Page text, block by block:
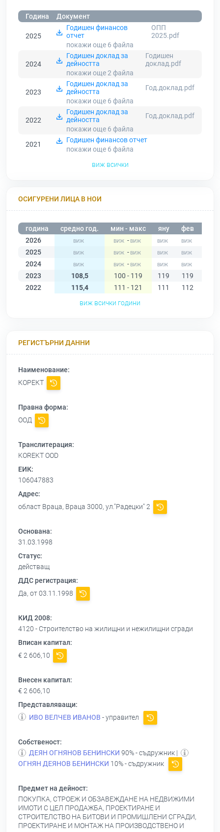
Година Документ
2025
Годишен финансов
отчет
ОПП
2025.pdf
покажи още 6 файла
2024
Годишен доклад за
дейността
Годишен
доклад.pdf
покажи още 2файла
2023
Годишен доклад за
дейността
Год.доклад.pdf
покажи още 6 файла
2022
Годишен доклад за
дейността
Год.доклад.pdf
покажи още 6 файла
2021
Годишен финансов отчет
покажи още 6 файла
виж всички
ОСИГУРЕНИ ЛИЦА В НОИ
година средно год. мин - макс яну фев
2026
-
2025
-
2024
-
2023
108,5 100 - 119 119 119
2022
115,4 111 - 121 111 112
виж всички години
РЕГИСТЪРНИ ДАННИ
Наименование:
КОРЕКТ
Правна форма:
ООД
Транслитерация:
KOREKT OOD
ЕИК:
106047883
Адрес:
област Враца, Враца 3000, ул."Радецки" 2
Основана:
31.03.1998
Статус:
действащ
ДДС регистрация:
Да, от 03.11.1998
КИД 2008:
4120 - Строителство на жилищни и нежилищни сгради
Вписан капитал:
€ 2 606,10
Внесен капитал:
€ 2 606,10
Представляващи:
ИВО ВЕЛЧЕВ ИВАНОВ - управител
Собственост:
ДЕЯН ОГНЯНОВ БЕНИНСКИ 90% - съдружник |
ОГНЯН ДЕЯНОВ БЕНИНСКИ 10% - съдружник
Предмет на дейност:
ПОКУПКА, СТРОЕЖ И ОБЗАВЕЖДАНЕ НА НЕДВИЖИМИ
ИМОТИ С ЦЕЛ ПРОДАЖБА, ПРОЕКТИРАНЕ И
СТРОИТЕЛСТВО НА БИТОВИ И ПРОМИШЛЕНИ СГРАДИ,
ПРОЕКТИРАНЕ И МОНТАЖ НА ПРОИЗВОДСТВЕНО И